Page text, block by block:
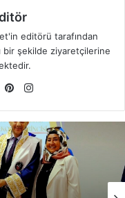
editörü tarafından
bir şekilde ziyaretçilerine
Yo
ub
e
Pin
est ra
m
Delice